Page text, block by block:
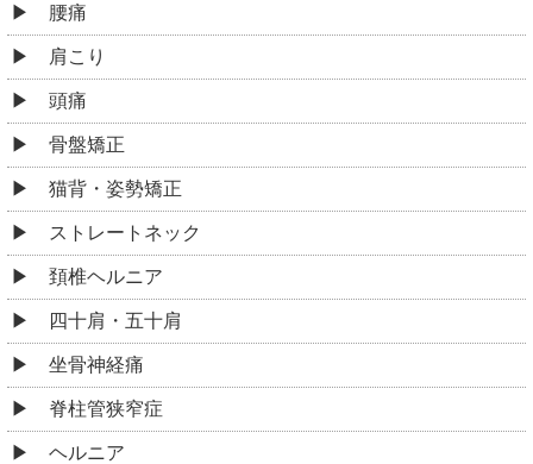
腰痛
肩こり
頭痛
骨盤矯正
猫背・姿勢矯正
ストレートネック
頚椎ヘルニア
四十肩・五十肩
坐骨神経痛
脊柱管狭窄症
ヘルニア